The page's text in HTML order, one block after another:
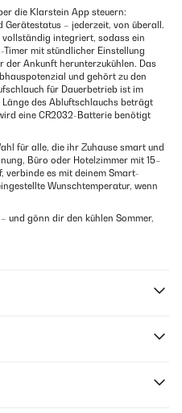
die Klarstein App steuern:
Gerätestatus – jederzeit, von überall.
vollständig integriert, sodass ein
mit stündlicher Einstellung
der Ankunft herunterzukühlen. Das
und gehört zu den
für Dauerbetrieb ist im
des Abluftschlauchs beträgt
eine CR2032-Batterie benötigt
für alle, die ihr Zuhause smart und
Büro oder Hotelzimmer mit 15–
verbinde es mit deinem Smart-
Wunschtemperatur, wenn
und gönn dir den kühlen Sommer,